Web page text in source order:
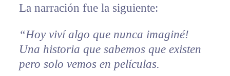
La narración fue la siguiente:
“Hoy viví algo que nunca imaginé!
Una historia que sabemos que existen
pero solo vemos en películas.